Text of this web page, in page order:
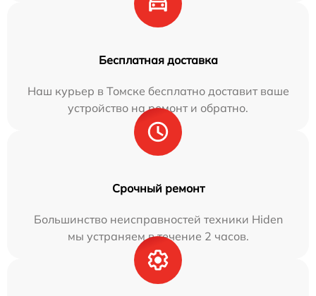
Бесплатная доставка
Наш курьер в Томске бесплатно доставит ваше
устройство на ремонт и обратно.
Срочный ремонт
Большинство неисправностей техники Hiden
мы устраняем в течение 2 часов.